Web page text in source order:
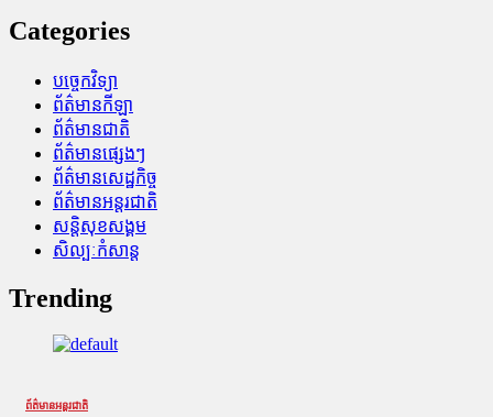
Categories
បច្ចេកវិទ្យា
ព័ត៌មានកីឡា
ព័ត៌មានជាតិ
ព័ត៌មានផ្សេងៗ
ព័ត៌មានសេដ្ឋកិច្ច
ព័ត៌មានអន្តរជាតិ
សន្តិសុខសង្គម
សិល្បៈកំសាន្ត
Trending
ព័ត៌មានអន្តរជាតិ